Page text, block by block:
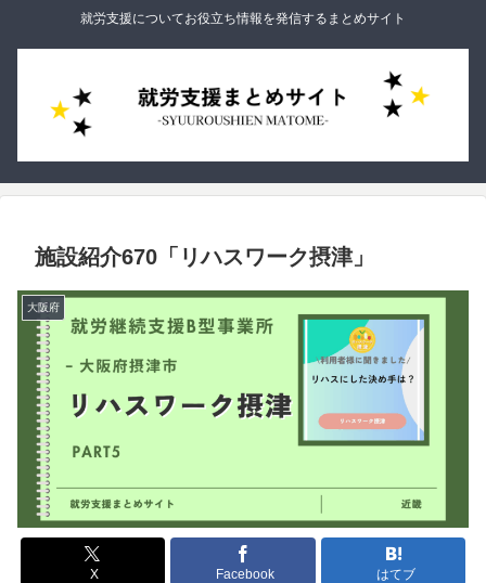
就労支援についてお役立ち情報を発信するまとめサイト
施設紹介670「リハスワーク摂津」
大阪府
X Facebook はてブ